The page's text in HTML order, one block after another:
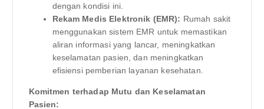
dengan kondisi ini.
Rekam Medis Elektronik (EMR): Rumah sakit
menggunakan sistem EMR untuk memastikan
aliran informasi yang lancar, meningkatkan
keselamatan pasien, dan meningkatkan
efisiensi pemberian layanan kesehatan.
Komitmen terhadap Mutu dan Keselamatan
Pasien: